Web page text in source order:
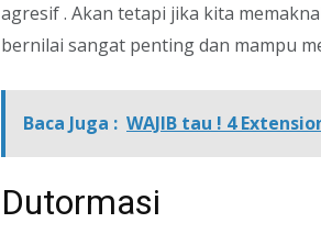
agresif . Akan tetapi jika kita
bernilai sangat penting dan mampu
Baca Juga : WAJIB tau ! 4
Dutormasi